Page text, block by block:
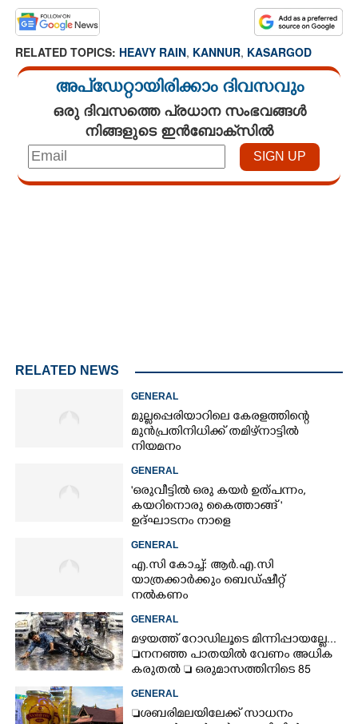
RELATED TOPICS: HEAVY RAIN, KANNUR, KASARGOD
അപ്ഡേറ്റായിരിക്കാം ദിവസവും
ഒരു ദിവസത്തെ പ്രധാന സംഭവങ്ങൾ
നിങ്ങളുടെ ഇൻബോക്സിൽ
RELATED NEWS
GENERAL
മുല്ലപ്പെരിയാറിലെ കേരളത്തിന്റെ
മുൻപ്രതിനിധിക്ക് തമിഴ്നാട്ടിൽ
നിയമനം
GENERAL
'ഒരുവീട്ടിൽ ഒരു കയർ ഉത്പന്നം,
കയറിനൊരു കൈത്താങ്ങ് '
ഉദ്ഘാടനം നാളെ
GENERAL
എ.സി കോച്ച്: ആർ.എ.സി
യാത്രക്കാർക്കും ബെഡ്ഷീറ്റ്
നൽകണം
GENERAL
മഴയത്ത് റോഡിലൂടെ മിന്നിപ്പായല്ലേ...
നനഞ്ഞ പാതയിൽ വേണം അധിക
കരുതൽ  ഒരുമാസത്തിനിടെ 85
GENERAL
ശബരിമലയിലേക്ക് സാധനം